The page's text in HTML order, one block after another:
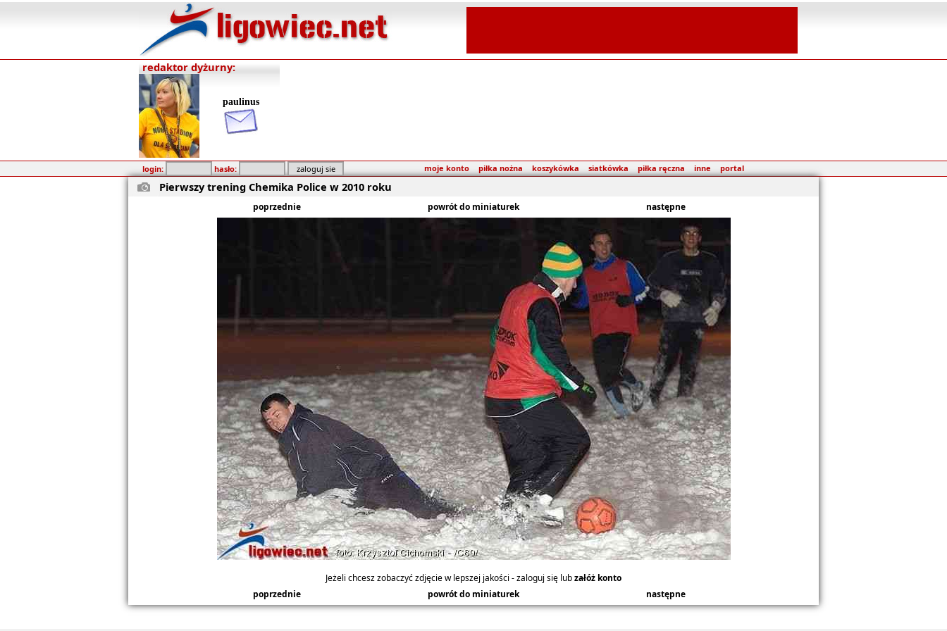
redaktor dyżurny:
paulinus
login: hasło: moje konto piłka nożna koszykówka siatkówka piłka ręczna inne portal
Pierwszy trening Chemika Police w 2010 roku
poprzednie powrót do miniaturek następne
Jeżeli chcesz zobaczyć zdjęcie w lepszej jakości - zaloguj się lubzałóż konto
poprzednie
powrót do miniaturek następne